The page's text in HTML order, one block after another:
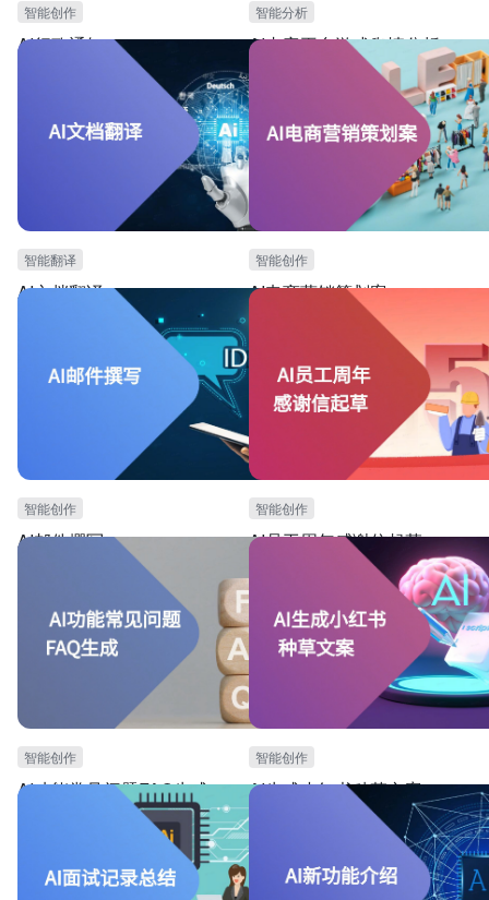
智能创作
AI行政通知
本模板可用于行政管理团队，需要撰写行政通知公
告的场景。提供AI生成公告所需的专业指令，和AI
写作功能。可自动生成节假日放假等公告文案，降
低人力成本，提高效率。
智能分析
AI内容平台游戏舆情分析
本模板可用于网络舆情分析场景。可根
平台的帖子，实现AI自动情感分析、智
签提取。可大大提高网络舆情分析效率
智能翻译
AI文档翻译
本模板可用于产品海外宣发场景。提供产品海外文
案撰写时，所需的AI指令和AI自动生产功能。能够
将文案内容合理化、自动化翻译成外文。能提高文
案翻译效率。
智能创作
AI电商营销策划案
本模板可用于电商营销策划场景。可根
动形式和活动背景，自动生成活动策划
幅度提高活动策划效率。
智能创作
AI邮件撰写
本模板可用于邮件营销场景，如活动宣传时，需要
撰写邮件邀请客户参加。本模板提供邮件撰写的AI
生成指令和功能。可提高撰写邮件的效率，大大提
高邮件营销效果。
智能创作
AI员工周年感谢信起草
本模板可用于公司周年庆，需要撰写员
信的场景。可根据不同的员工背景，自
员工周年感谢信。可提高员工凝聚力。
智能创作
AI功能常见问题FAQ生成
本模板可用于电商营销策划场景。提供AI生成FAQ
的指令和功能，可根据不同的功能描述、使用方式
和常用场景，自动生成功能常见问题（FAQ）。可
大幅度提高生成效率。
智能创作
AI生成小红书种草文案
本模板可用于小红书运营。可根据不同
点，小红书平台的调性，自动生成小红
案。可提升产品吸引力，和小红书推广效